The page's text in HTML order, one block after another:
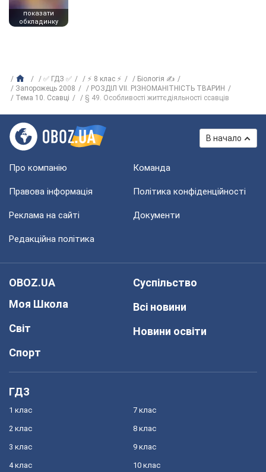
показати
обкладинку
✅ ГДЗ ✅ ⚡ 8 клас ⚡
Біологія ✍
Запорожець 2008
РОЗДІЛ VII. РІЗНОМАНІТНІСТЬ ТВАРИН
Тема 10. Ссавці
§ 49. Особливості життєдіяльності ссавців
В начало
Про компанію Команда
Правова інформація Політика конфіденційності
Реклама на сайті Документи
Редакційна політика
OBOZ.UA
Моя Школа
Світ
Спорт
Суспільство
Всі новини
Новини освіти
ГДЗ
1 клас
2 клас
3 клас
4 клас
7 клас
8 клас
9 клас
10 клас